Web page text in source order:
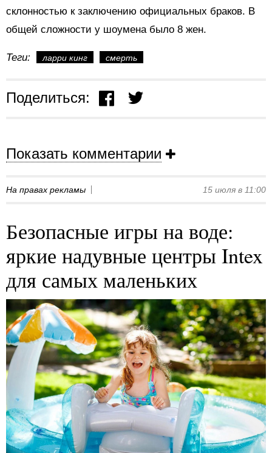
склонностью к заключению официальных браков. В
общей сложности у шоумена было 8 жен.
Теги: ларри кинг смерть
Поделиться:
Показать комментарии
На правах рекламы 15 июля в 11:00
Безопасные игры на воде:
яркие надувные центры Intex
для самых маленьких